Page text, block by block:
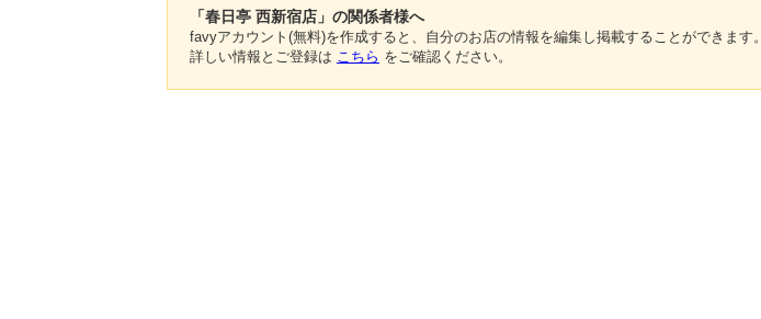
「春日亭 西新宿店」の関係者様へ
favyアカウント(無料)を作成すると、自分のお店の情報を編集し掲載することができます。
詳しい情報とご登録は こちら をご確認ください。